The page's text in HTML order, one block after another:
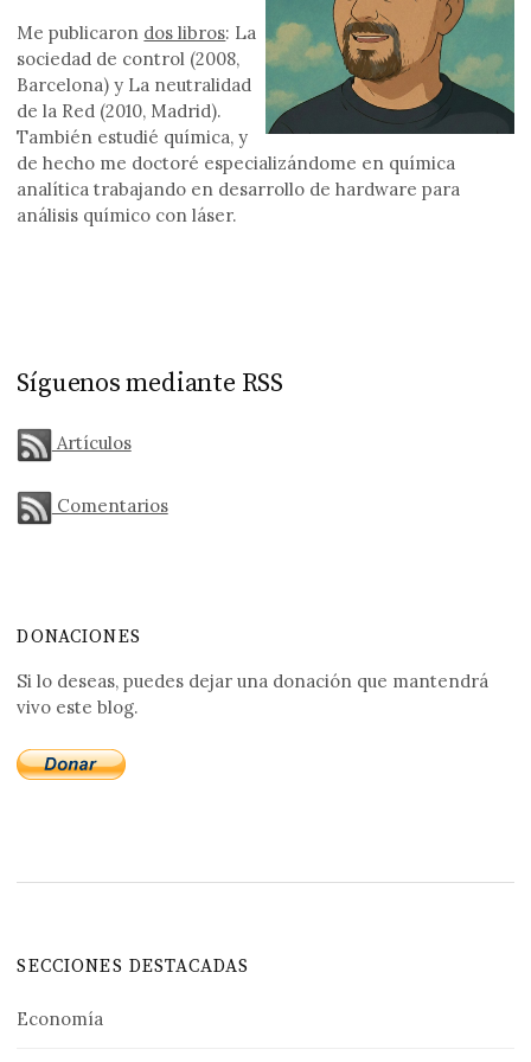
Me publicaron dos libros: La
sociedad de control (2008,
Barcelona) y La neutralidad
de la Red (2010, Madrid).
También estudié química, y
de hecho me doctoré especializándome en química
analítica trabajando en desarrollo de hardware para
análisis químico con láser.
Síguenos mediante RSS
Artículos
Comentarios
DONACIONES
Si lo deseas, puedes dejar una donación que mantendrá
vivo este blog.
SECCIONES DESTACADAS
Economía